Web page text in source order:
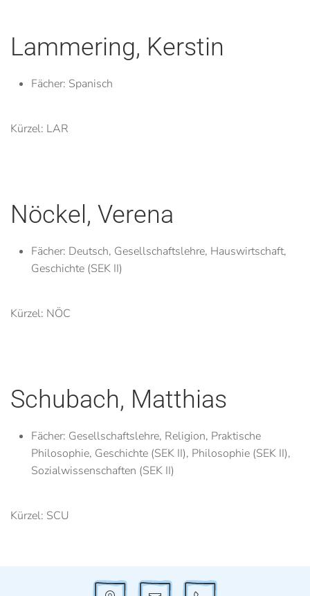
Lammering, Kerstin
Fächer: Spanisch
Kürzel: LAR
Nöckel, Verena
Fächer: Deutsch, Gesellschaftslehre, Hauswirtschaft,
Geschichte (SEK II)
Kürzel: NÖC
Schubach, Matthias
Fächer: Gesellschaftslehre, Religion, Praktische
Philosophie, Geschichte (SEK II), Philosophie (SEK II),
Sozialwissenschaften (SEK II)
Kürzel: SCU